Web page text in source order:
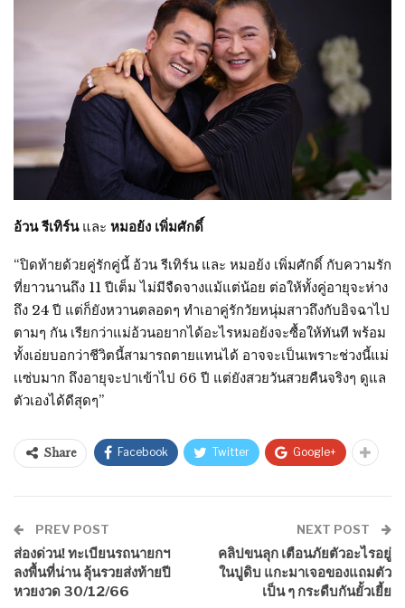
อ้วน รีเทิร์น และ หมอย้ง เพิ่มศักดิ์
“ปิดท้ายด้วยคู่รักคู่นี้ อ้วน รีเทิร์น และ หมอย้ง เพิ่มศักดิ์ กับความรัก
ที่ยาวนานถึง 11 ปีเต็ม ไม่มีจืดจางแม้แต่น้อย ต่อให้ทั้งคู่อายุจะห่าง
ถึง 24 ปี แต่ก็ยังหวานตลอดๆ ทำเอาคู่รักวัยหนุ่มสาวถึงกับอิจฉาไป
ตามๆ กัน เรียกว่าแม่อ้วนอยากได้อะไรหมอย้งจะซื้อให้ทันที พร้อม
ทั้งเอ่ยบอกว่าชีวิตนี้สามารถตายแทนได้ อาจจะเป็นเพราะช่วงนี้แม่
เเซ่บมาก ถึงอายุจะปาเข้าไป 66 ปี แต่ยังสวยวันสวยคืนจริงๆ ดูแล
ตัวเองได้ดีสุดๆ”
Share Facebook Twitter Google+
PREV POST
ส่องด่วน! ทะเบียนรถนายกฯ
ลงพื้นที่น่าน ลุ้นรวยส่งท้ายปี
หวยงวด 30/12/66
NEXT POST
คลิปขนลุก เตือนภัยตัวอะไรอยู่
ในปูดิบ แกะมาเจอของแถมตัว
เป็น ๆ กระดืบกันยั้วเยี้ย